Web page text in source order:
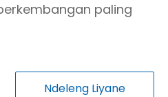
paling
Ndeleng Liyane